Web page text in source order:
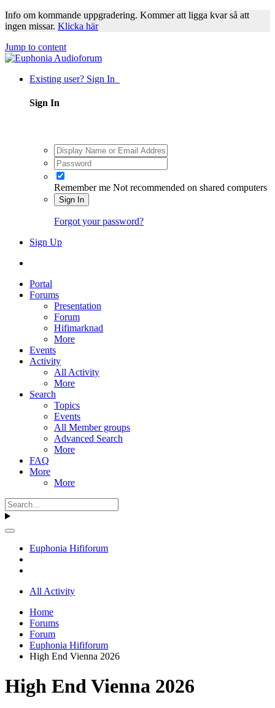
Info om kommande uppgradering. Kommer att ligga kvar så att
ingen missar. Klicka här
Jump to content
Existing user? Sign In
Sign In
Remember me Not recommended on shared computers
Sign In
Forgot your password?
Sign Up
Portal
Forums
Presentation
Forum
Hifimarknad
More
Events
Activity
All Activity
More
Search
Topics
Events
All Member groups
Advanced Search
More
FAQ
More
More
Euphonia Hififorum
All Activity
Home
Forums
Forum
Euphonia Hififorum
High End Vienna 2026
High End Vienna 2026